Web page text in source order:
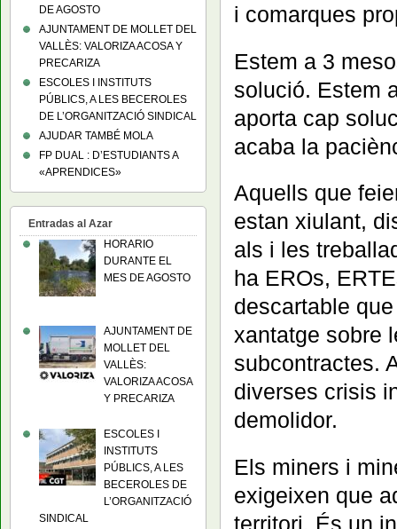
i comarques
Estem a 3
solució. Estem
aporta cap
acaba la
Aquells que
estan xiulant,
als i les
ha EROs,
descartable
xantatge sobre
subcontractes.
diverses crisis
demolidor.
Els miners i
exigeixen que
territori. És un
DE AGOSTO
AJUNTAMENT DE MOLLET DEL
VALLÈS: VALORIZA ACOSA Y
PRECARIZA
ESCOLES I INSTITUTS
PÚBLICS, A LES BECEROLES
DE L’ORGANITZACIÓ SINDICAL
AJUDAR TAMBÉ MOLA
FP DUAL : D’ESTUDIANTS A
«APRENDICES»
Entradas al Azar
HORARIO
DURANTE EL
MES DE AGOSTO
AJUNTAMENT DE
MOLLET DEL
VALLÈS:
VALORIZA ACOSA
Y PRECARIZA
ESCOLES I
INSTITUTS
PÚBLICS, A LES
BECEROLES DE
L’ORGANITZACIÓ
SINDICAL